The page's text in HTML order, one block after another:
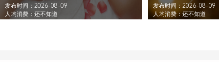
发布时间：2026-08-09
人均消费：还不知道
发布时间：2026-08-09
人均消费：还不知道